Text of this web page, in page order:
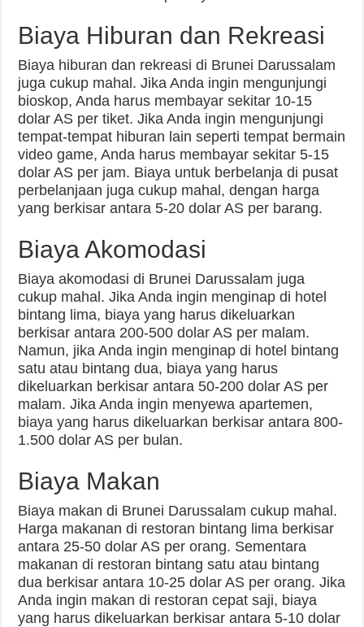
Biaya Hiburan dan Rekreasi
Biaya hiburan dan rekreasi di Brunei Darussalam
juga cukup mahal. Jika Anda ingin mengunjungi
bioskop, Anda harus membayar sekitar 10-15
dolar AS per tiket. Jika Anda ingin mengunjungi
tempat-tempat hiburan lain seperti tempat bermain
video game, Anda harus membayar sekitar 5-15
dolar AS per jam. Biaya untuk berbelanja di pusat
perbelanjaan juga cukup mahal, dengan harga
yang berkisar antara 5-20 dolar AS per barang.
Biaya Akomodasi
Biaya akomodasi di Brunei Darussalam juga
cukup mahal. Jika Anda ingin menginap di hotel
bintang lima, biaya yang harus dikeluarkan
berkisar antara 200-500 dolar AS per malam.
Namun, jika Anda ingin menginap di hotel bintang
satu atau bintang dua, biaya yang harus
dikeluarkan berkisar antara 50-200 dolar AS per
malam. Jika Anda ingin menyewa apartemen,
biaya yang harus dikeluarkan berkisar antara 800-
1.500 dolar AS per bulan.
Biaya Makan
Biaya makan di Brunei Darussalam cukup mahal.
Harga makanan di restoran bintang lima berkisar
antara 25-50 dolar AS per orang. Sementara
makanan di restoran bintang satu atau bintang
dua berkisar antara 10-25 dolar AS per orang. Jika
Anda ingin makan di restoran cepat saji, biaya
yang harus dikeluarkan berkisar antara 5-10 dolar